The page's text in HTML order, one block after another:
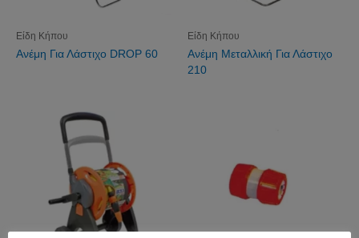
Είδη Κήπου
Ανέμη Για Λάστιχο DROP 60
Είδη Κήπου
Ανέμη Μεταλλική Για Λάστιχο
210